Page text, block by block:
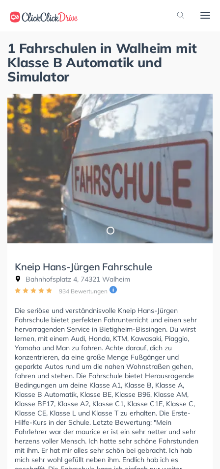
1 Fahrschulen in Walheim mit
Klasse B Automatik und
Simulator
Kneip Hans-Jürgen Fahrschule
Bahnhofsplatz 4, 74321 Walheim
934 Bewertungen
Die seriöse und verständnisvolle Kneip Hans-Jürgen
Fahrschule bietet perfekten Fahrunterricht und einen sehr
hervorragenden Service in Bietigheim-Bissingen. Du wirst
lernen, mit einem Audi, Honda, KTM, Kawasaki, Piaggio,
Yamaha und Man zu fahren. Achte darauf, dich zu
konzentrieren, da eine große Menge Fußgänger und
geparkte Autos rund um die nahen Wohnstraßen gehen,
fahren und stehen. Die Fahrschule bietet Herausragende
Bedingungen um deine Klasse A1, Klasse B, Klasse A,
Klasse B Automatik, Klasse BE, Klasse B96, Klasse AM,
Klasse BF17, Klasse A2, Klasse C1, Klasse C1E, Klasse C,
Klasse CE, Klasse L und Klasse T zu erhalten. Die Erste-
Hilfe-Kurs in der Schule. Letzte Bewertung: "Mein
Fahrlehrer war der maurice er ist ein sehr netter und sehr
herzens voller Mensch. Ich hatte sehr schöne Fahrstunden
mit ihm. Er hat mir alles sehr schön bei gebracht. Ich hab
mich sehr wohl gefüllt neben ihm. Endlich hab ich es